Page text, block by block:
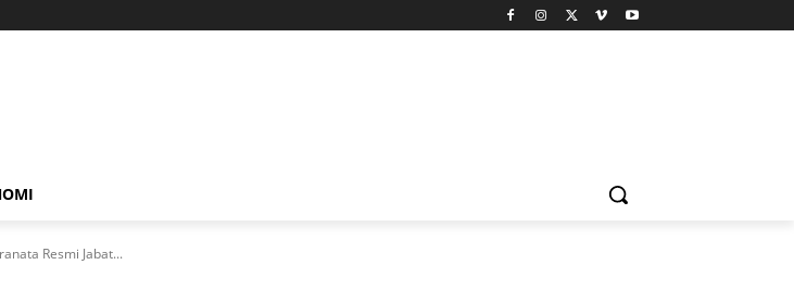
Resmi Jabat...